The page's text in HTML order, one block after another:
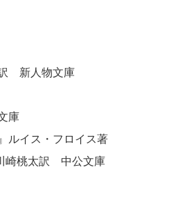
新人物文庫
庫
ルイス・フロイス著
中公文庫